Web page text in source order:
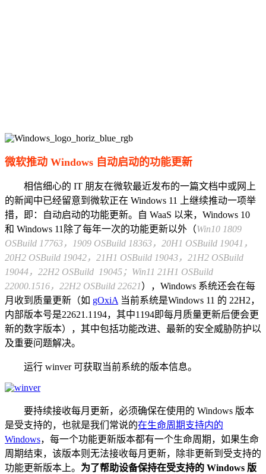
微软推动 Windows 自动启动的功能更新
相信细心的 IT 朋友在微软最近发布的一篇文档中或网上
的新闻中已经留意到微软正在 Windows 11 上继续推动一项举
措，即：自动启动的功能更新。自 WaaS 以来，Windows 10
和 Windows 11除了每年一次的功能更新以外（Win10 1809
OSBuild 17763，1909 OSBuild 18363，20H1 OSBuild 19041，
20H2 OSBuild 19042，21H1 OSBuild 19043，21H2 OSBuild
19044，22H2 OSBuild 19045；Win11 21H1 OSBuild
22000.1516，22H2 OSBuild 22621），Windows 系统还会在每
月收到质量更新（如 gOxiA当前系统是Windows 11 的 22H2，
内部版本号是22621.1194，其中1194即每月质量更新后便会更
新的数字版本），其中包括功能改进、最新的安全威胁防护以
及重要问题解决。
运行 winver 可获取当前系统的版本信息。
要持续接收每月更新，必须确保在使用的 Windows 版本
是受支持的，也就是我们常说的在生命周期支持内的
Windows，每一个功能更新版本都有一个生命周期，如果生命
周期结束，该版本则无法接收每月更新，除非更新到受支持的
功能更新版本上。 为了帮助设备保持在受支持的 Windows 版